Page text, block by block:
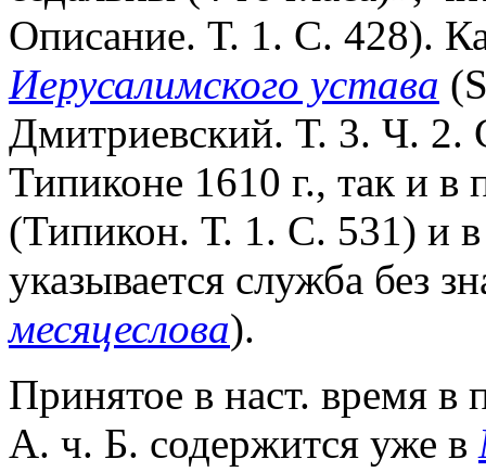
Описание. Т. 1. С. 428).
Иерусалимского устава
Дмитриевский. Т. 3. Ч. 2.
Типиконе 1610 г., так и
(Типикон. Т. 1. С. 531) и
указывается служба без
месяцеслова).
Принятое в наст. время в
А. ч. Б. содержится уже в